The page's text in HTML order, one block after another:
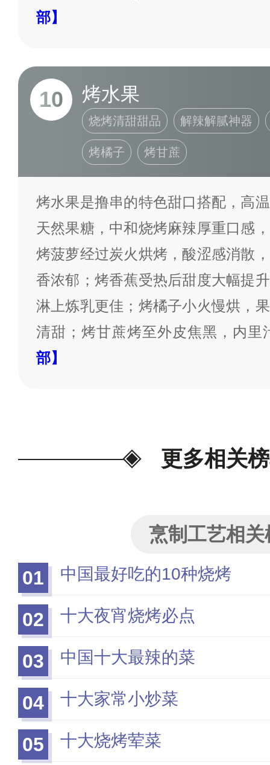
部】
10 烤水果
烧烤清甜甜品 解辣解腻神器
烤橘子 烤甘蔗
烤水果是撸串的特色甜口搭配，高
天然果糖，中和烧烤麻辣厚重口感
烤菠萝经过炭火烘烤，酸涩感消散
香浓郁；烤香蕉受热后甜度大幅提
淋上炼乳更佳；烤橘子小火慢烘，
清甜；烤甘蔗烤至外皮焦黑，内里
部】
更多相关
烹制工艺相关
01
中国最好吃的10种烧烤
02 十大夜宵烧烤必点
03 中国十大最辣的菜
04 十大家常小炒菜
05 十大烧烤荤菜